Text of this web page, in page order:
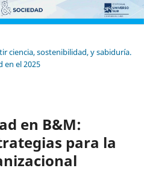
ciencia, sostenibilidad, y sabiduría.
en el 2025
en B&M:
para la